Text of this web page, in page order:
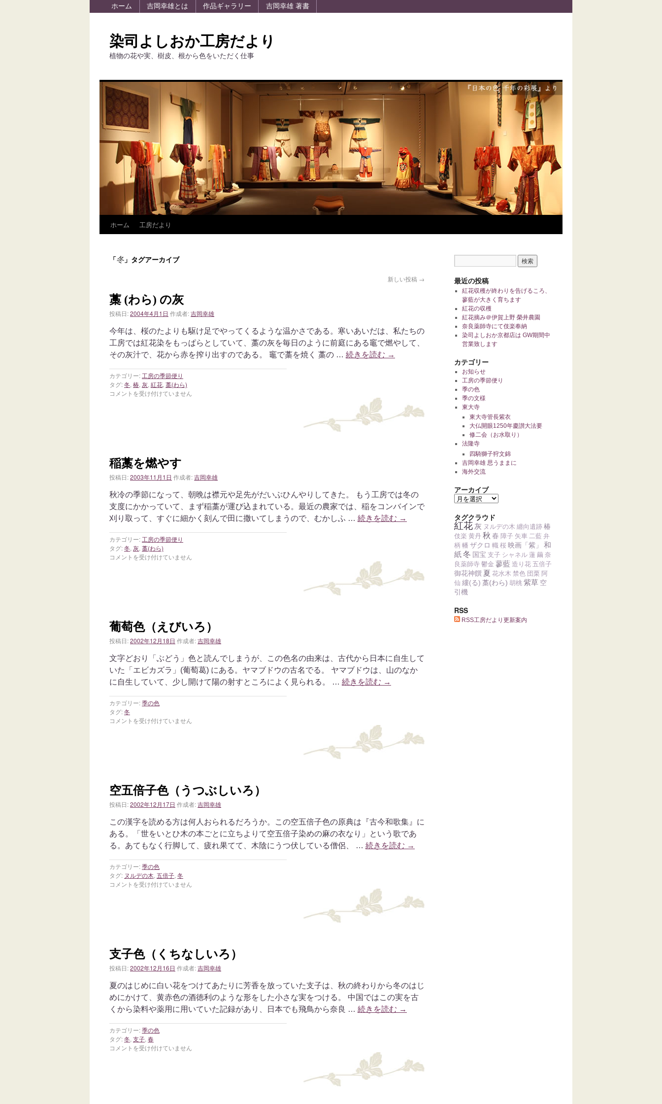
ホーム 吉岡幸雄とは 作品ギャラリー 吉岡幸雄 著書
染司よしおか工房だより
植物の花や実、樹皮、根から色をいただく仕事
ホーム 工房だより
「冬 」タグアーカイブ
新しい投稿 →
藁 (わら) の灰
投稿日:2004年4月1日 作成者:吉岡幸雄
今年は、桜のたよりも駆け足でやってくるような温かさである。寒いあいだは、私たちの
工房では紅花染をもっぱらとしていて、藁の灰を毎日のように前庭にある竈で燃やして、
その灰汁で、花から赤を搾り出すのである。 竈で藁を焼く 藁の … 続きを読む →
カテゴリー: 工房の季節便り
タグ:冬, 椿, 灰, 紅花, 藁(わら)
コメントを受け付けていません
稲藁を燃やす
投稿日:2003年11月1日 作成者:吉岡幸雄
秋冷の季節になって、朝晩は襟元や足先がだいぶひんやりしてきた。 もう工房では冬の
支度にかかっていて、まず稲藁が運び込まれている。最近の農家では、稲をコンバインで
刈り取って、すぐに細かく刻んで田に撒いてしまうので、むかしふ … 続きを読む →
カテゴリー: 工房の季節便り
タグ:冬, 灰, 藁(わら)
コメントを受け付けていません
葡萄色（えびいろ）
投稿日:2002年12月18日 作成者:吉岡幸雄
文字どおり「ぶどう」色と読んでしまうが、この色名の由来は、古代から日本に自生して
いた「エビカズラ」(葡萄葛) にある。ヤマブドウの古名でる。 ヤマブドウは、山のなか
に自生していて、少し開けて陽の射すところによく見られる。 … 続きを読む →
カテゴリー:季の色
タグ:冬
コメントを受け付けていません
空五倍子色（うつぶしいろ）
投稿日:2002年12月17日 作成者:吉岡幸雄
この漢字を読める方は何人おられるだろうか。この空五倍子色の原典は『古今和歌集』に
ある。「世をいとひ木の本ごとに立ちよりて空五倍子染めの麻の衣なり」という歌であ
る。あてもなく行脚して、疲れ果てて、木陰にうつ伏している僧侶、 … 続きを読む →
カテゴリー:季の色
タグ: ヌルデの木, 五倍子, 冬
コメントを受け付けていません
支子色（くちなしいろ）
投稿日:2002年12月16日 作成者:吉岡幸雄
夏のはじめに白い花をつけてあたりに芳香を放っていた支子は、秋の終わりから冬のはじ
めにかけて、黄赤色の酒徳利のような形をした小さな実をつける。 中国ではこの実を古
くから染料や薬用に用いていた記録があり、日本でも飛鳥から奈良 … 続きを読む →
カテゴリー:季の色
タグ:冬, 支子, 春
コメントを受け付けていません
最近の投稿
紅花収穫が終わりを告げるころ、
蓼藍が大きく育ちます
紅花の収穫
紅花摘み＠伊賀上野 榮井農園
奈良薬師寺にて伎楽奉納
染司よしおか京都店は GW期間中
営業致します
カテゴリー
お知らせ
工房の季節便り
季の色
季の文様
東大寺
東大寺管長紫衣
大仏開眼1250年慶讃大法要
修二会（お水取り）
法隆寺
四騎獅子狩文錦
吉岡幸雄 思うままに
海外交流
アーカイブ
タグクラウド
紅花 灰 ヌルデの木 纏向遺跡 椿
伎楽 黄丹 秋 春 障子 矢車 二藍 弁
柄 幡 ザクロ 幟 桜 映画「紫」
和
紙冬 国宝 支子 シャネル 蓮 繭 奈
良薬師寺 鬱金 蓼藍 造り花 五倍子
御花神饌 夏 花水木 禁色 団栗 阿
仙 縷(る) 藁(わら) 胡桃 紫草 空
引機
RSS
RSS工房だより更新案内